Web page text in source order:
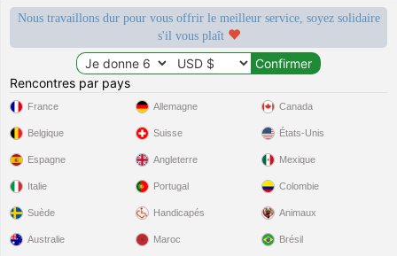
Nous travaillons dur pour vous offrir le meilleur service, soyez solidaire
s'il vous plaît
Rencontres par pays
France
Belgique
Espagne
Italie
Suède
Allemagne
Suisse
Angleterre
Portugal
Handicapés
Canada
États-Unis
Mexique
Colombie
Animaux
Australie Maroc Brésil